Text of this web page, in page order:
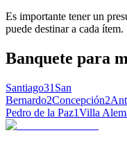
Es importante tener un
puede destinar a cada ítem.
Banquete para
Santiago31 San
Bernardo2Concepción2
Pedro de la Paz1Villa